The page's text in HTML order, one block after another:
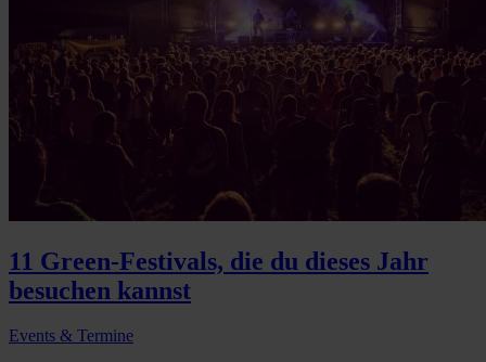
11 Green-Festivals, die du dieses Jahr
besuchen kannst
Events & Termine